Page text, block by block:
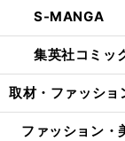
S-MANGA
集英社コミッ
取材・ファッショ
ファッション・